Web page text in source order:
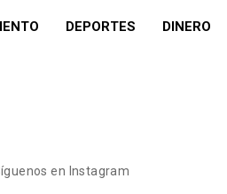
DEPORTES DINERO
en Instagram